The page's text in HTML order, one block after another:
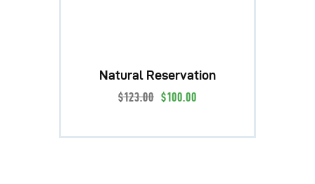
Natural Reservation
$123.00 $100 00